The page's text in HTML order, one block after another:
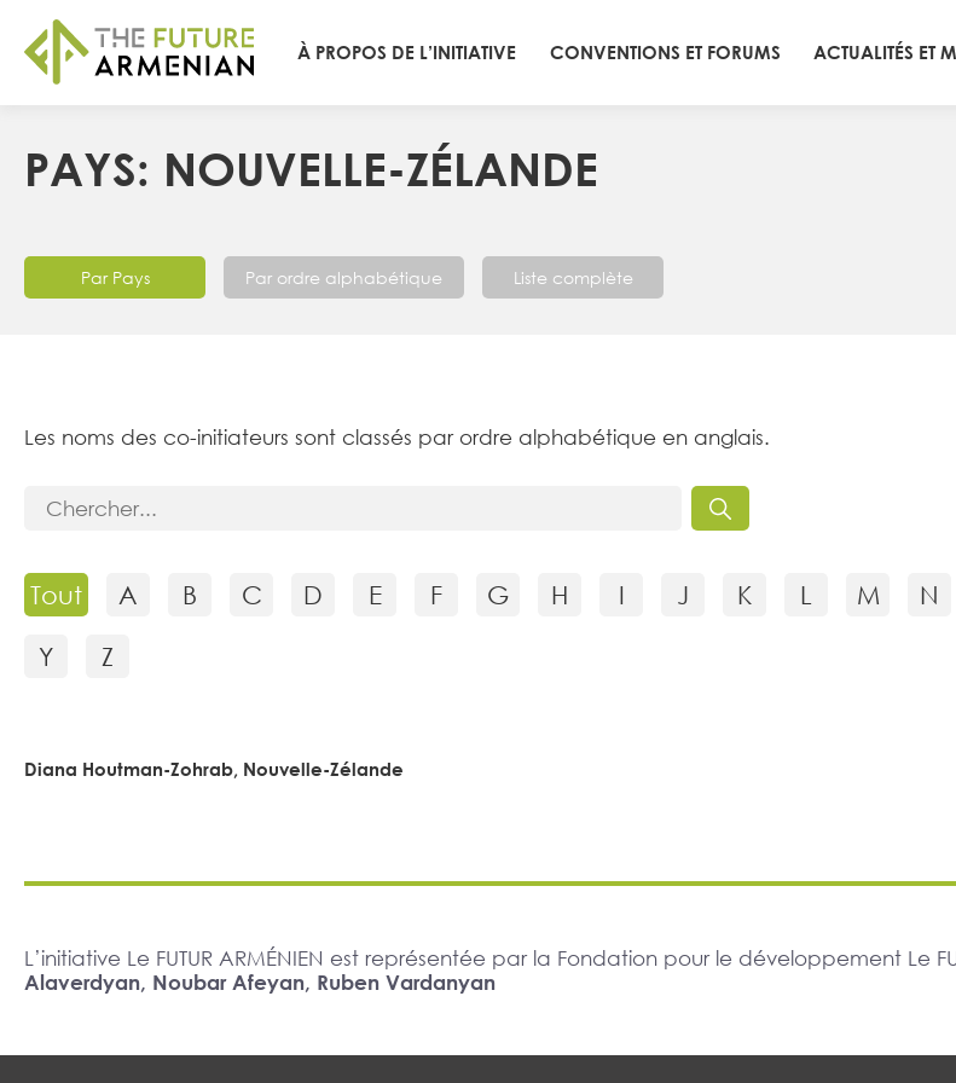
À PROPOS DE L’INITIATIVE CONVENTIONS ET FORUMS ACTUALITÉS ET
PAYS: NOUVELLE-ZÉLANDE
Par Pays Par ordre alphabétique Liste complète
Les noms des co-initiateurs sont classés par ordre alphabétique en anglais.
Tout A B C D E F G H I J K L M N
Y
Z
Diana Houtman-Zohrab, Nouvelle-Zélande
L’initiative Le FUTUR ARMÉNIEN est représentée par la Fondation pour le développement Le
Alaverdyan, Noubar Afeyan, Ruben Vardanyan